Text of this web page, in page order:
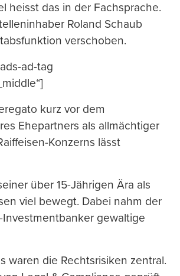
heisst das in der Fachsprache.
Roland Schaub
verschoben.
ad-tag
kurz vor dem
Ehepartners als allmächtiger
Konzerns lässt
über 15-Jährigen Ära als
viel bewegt. Dabei nahm der
Investmentbanker gewaltige
waren die Rechtsrisiken zentral.